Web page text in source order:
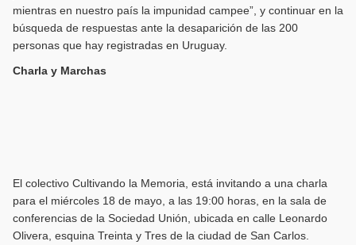
mientras en nuestro país la impunidad campee”, y continuar en la
búsqueda de respuestas ante la desaparición de las 200
personas que hay registradas en Uruguay.
Charla y Marchas
El colectivo Cultivando la Memoria, está invitando a una charla
para el miércoles 18 de mayo, a las 19:00 horas, en la sala de
conferencias de la Sociedad Unión, ubicada en calle Leonardo
Olivera, esquina Treinta y Tres de la ciudad de San Carlos.